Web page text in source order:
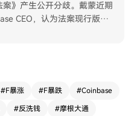
案》产生公开分歧。戴蒙近期
CEO，认为法案现行版本
对银行活动的既有要求，并将
案》中与美国证交会（SE
#F暴涨 #F暴跌 #Coinbase
#反洗钱 #摩根大通